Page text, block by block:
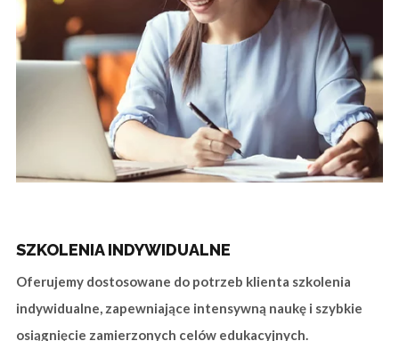
SZKOLENIA INDYWIDUALNE
Oferujemy dostosowane do potrzeb klienta szkolenia
indywidualne, zapewniające intensywną naukę i szybkie
osiągnięcie zamierzonych celów edukacyjnych.